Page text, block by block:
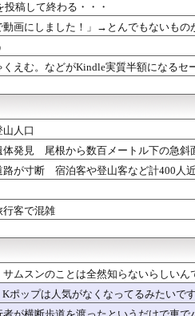
！？ 物価上昇が続く中...
国難
永住権は生活の基...
もえ
弟そろって凄すぎ...
つ3000円ｗｗｗｗ...
つ3000円wwww...
ラビ
アナ
稿して終わる・・・
画にしました！」→とんでもないもの
えむ。などがKindle実質半額になるセ
人口
体発見 尾根から数百メートル下の急
路が寸断 宿泊客や登山客など計400人
客で混雑
ムスンのことは全然知らないらしいん
ポップは人気がなくなってるみたいで